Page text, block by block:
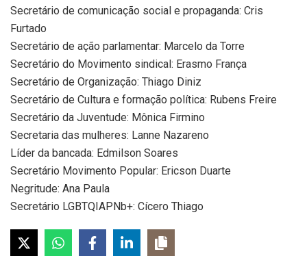
Secretário de comunicação social e propaganda: Cris
Furtado
Secretário de ação parlamentar: Marcelo da Torre
Secretário do Movimento sindical: Erasmo França
Secretário de Organização: Thiago Diniz
Secretário de Cultura e formação política: Rubens Freire
Secretário da Juventude: Mônica Firmino
Secretaria das mulheres: Lanne Nazareno
Líder da bancada: Edmilson Soares
Secretário Movimento Popular: Ericson Duarte
Negritude: Ana Paula
Secretário LGBTQIAPNb+: Cícero Thiago